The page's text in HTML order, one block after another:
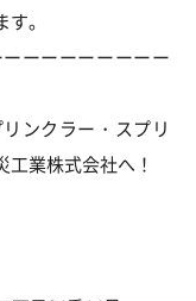
。
ーーーーーーーー
ンクラー・スプリ
業株式会社へ！